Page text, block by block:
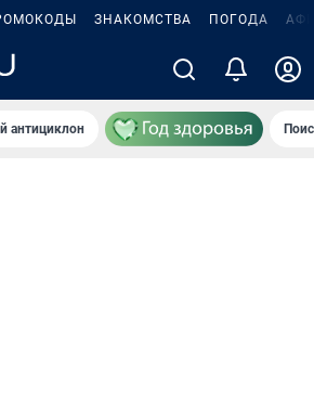
ЗНАКОМСТВА ПОГОДА
антициклон